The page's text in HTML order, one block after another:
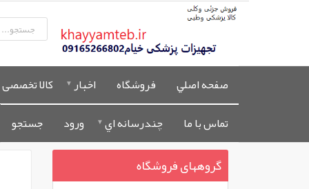
صفحه اصلي فروشگاه اخبار
کالا
تماس با ما
چندرسانه اي ورود جستجو
گروههای فروشگاه